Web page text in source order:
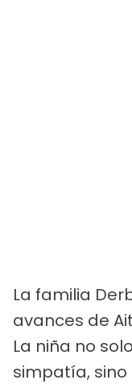
La familia
avances de
La niña no
simpatía,